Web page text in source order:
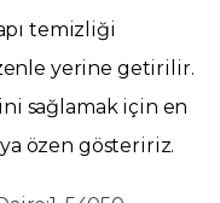
temizliği
yerine getirilir.
sağlamak için en
özen gösteririz.